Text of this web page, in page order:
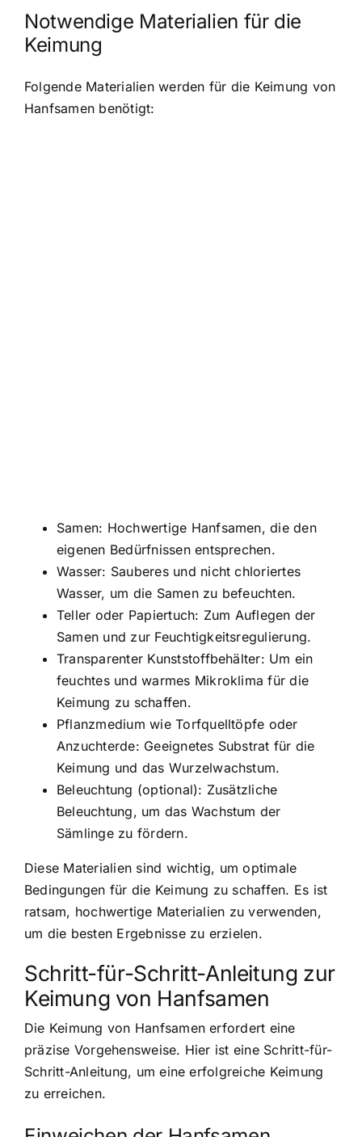
Notwendige Materialien für die
Keimung
Folgende Materialien werden für die Keimung von
Hanfsamen benötigt:
Samen: Hochwertige Hanfsamen, die den
eigenen Bedürfnissen entsprechen.
Wasser: Sauberes und nicht chloriertes
Wasser, um die Samen zu befeuchten.
Teller oder Papiertuch: Zum Auflegen der
Samen und zur Feuchtigkeitsregulierung.
Transparenter Kunststoffbehälter: Um ein
feuchtes und warmes Mikroklima für die
Keimung zu schaffen.
Pflanzmedium wie Torfquelltöpfe oder
Anzuchterde: Geeignetes Substrat für die
Keimung und das Wurzelwachstum.
Beleuchtung (optional): Zusätzliche
Beleuchtung, um das Wachstum der
Sämlinge zu fördern.
Diese Materialien sind wichtig, um optimale
Bedingungen für die Keimung zu schaffen. Es ist
ratsam, hochwertige Materialien zu verwenden,
um die besten Ergebnisse zu erzielen.
Schritt-für-Schritt-Anleitung zur
Keimung von Hanfsamen
Die Keimung von Hanfsamen erfordert eine
präzise Vorgehensweise. Hier ist eine Schritt-für-
Schritt-Anleitung, um eine erfolgreiche Keimung
zu erreichen.